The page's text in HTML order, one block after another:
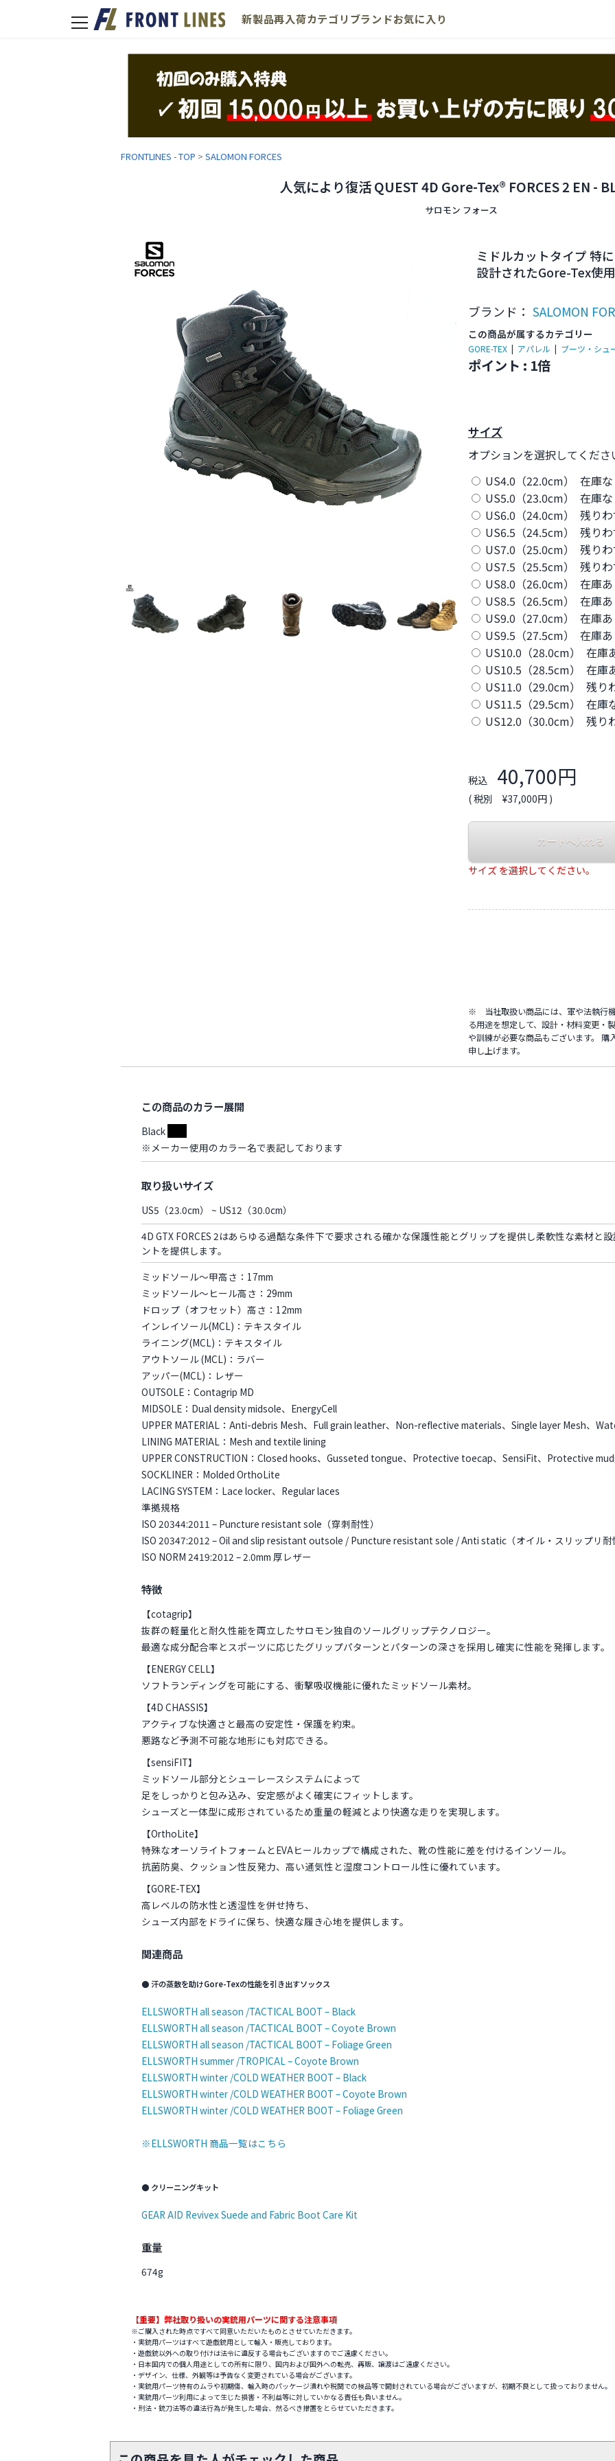
toggle
新製品再入荷カテゴリ ブランドお気に入り
FRONTLINES - TOP > SALOMON FORCES
人気により復活 QUEST 4D Gore-Tex® FORCES 2 EN -
サロモン フォース
ミドルカットタイプ 特
設計されたGore-Tex使
ブランド： SALOMON
この商品が属するカテゴリー
GORE-TEX アパレル ブーツ・シュ
ポイント : 1倍
サイズ
オプションを選択してくださ
US4.0（22.0cm） 在庫な
US5.0（23.0cm） 在庫な
US6.0（24.0cm） 残り
US6.5（24.5cm） 残り
US7.0（25.0cm） 残り
US7.5（25.5cm） 残り
US8.0（26.0cm） 在庫あ
US8.5（26.5cm） 在庫あ
US9.0（27.0cm） 在庫あ
US9.5（27.5cm） 在庫あ
US10.0（28.0cm） 在庫
US10.5（28.5cm） 在庫
US11.0（29.0cm） 残り
US11.5（29.5cm） 在庫
US12.0（30.0cm） 残り
税込 40,700円
( 税別 ¥37,000円 )
サイズ を選択してください。
※ 当社取扱い商品には、軍や法執行
る用途を想定して、設計・材料変更・
や訓練が必要な商品もございます。
申し上げます。
この商品のカラー展開
Black
※メーカー使用のカラー名で表記しております
取り扱いサイズ
US5（23.0cm） ~ US12（30.0cm）
4D GTX FORCES 2はあらゆる過酷な条件下で要求される確かな保護性能とグリップを提供し柔軟性な素材と
ントを提供します。
ミッドソール〜甲高さ：17mm
ミッドソール〜ヒール高さ：29mm
ドロップ（オフセット）高さ：12mm
インレイソール(MCL)：テキスタイル
ライニング(MCL)：テキスタイル
アウトソール (MCL)：ラバー
アッパー(MCL)：レザー
OUTSOLE：Contagrip MD
MIDSOLE：Dual density midsole、EnergyCell
UPPER MATERIAL：Anti-debris Mesh、Full grain leather、Non-reflective materials、Single layer Mesh、
LINING MATERIAL：Mesh and textile lining
UPPER CONSTRUCTION：Closed hooks、Gusseted tongue、Protective toecap、SensiFit、Protective
SOCKLINER：Molded OrthoLite
LACING SYSTEM：Lace locker、Regular laces
準拠規格
ISO 20344:2011 – Puncture resistant sole（穿刺耐性）
ISO 20347:2012 – Oil and slip resistant outsole / Puncture resistant sole / Anti static（オイル・スリップリ耐
ISO NORM 2419:2012 – 2.0mm 厚レザー
特徴
【cotagrip】
抜群の軽量化と耐久性能を両立したサロモン独自のソールグリップテクノロジー。
最適な成分配合率とスポーツに応じたグリップパターンとパターンの深さを採用し確実に性能を発揮します。
【ENERGY CELL】
ソフトランディングを可能にする、衝撃吸収機能に優れたミッドソール素材。
【4D CHASSIS】
アクティブな快適さと最高の安定性・保護を約束。
悪路など予測不可能な地形にも対応できる。
【sensiFIT】
ミッドソール部分とシューレースシステムによって
足をしっかりと包み込み、安定感がよく確実にフィットします。
シューズと一体型に成形されているため重量の軽減とより快適な走りを実現します。
【OrthoLite】
特殊なオーソライトフォームとEVAヒールカップで構成された、靴の性能に差を付けるインソール。
抗菌防臭、クッション性反発力、高い通気性と湿度コントロール性に優れています。
【GORE-TEX】
高レベルの防水性と透湿性を併せ持ち、
シューズ内部をドライに保ち、快適な履き心地を提供します。
関連商品
● 汗の蒸散を助けGore-Texの性能を引き出すソックス
ELLSWORTH all season /TACTICAL BOOT – Black
ELLSWORTH all season /TACTICAL BOOT – Coyote Brown
ELLSWORTH all season /TACTICAL BOOT – Foliage Green
ELLSWORTH summer /TROPICAL – Coyote Brown
ELLSWORTH winter /COLD WEATHER BOOT – Black
ELLSWORTH winter /COLD WEATHER BOOT – Coyote Brown
ELLSWORTH winter /COLD WEATHER BOOT – Foliage Green
※ELLSWORTH 商品一覧はこちら
● クリーニングキット
GEAR AID Revivex Suede and Fabric Boot Care Kit
重量
674g
【重要】弊社取り扱いの実銃用パーツに関する注意事項
※ご購入された時点ですべて同意いただいたものとさせていただきます。
・実銃用パーツはすべて遊戯銃用として輸入・販売しております。
・遊戯銃以外への取り付けは法令に違反する場合もございますのでご遠慮ください。
・日本国内での個人用途としての所有に限り、国内および国外への転売、再販、譲渡はご遠慮ください。
・デザイン、仕様、外観等は予告なく変更されている場合がございます。
・実銃用パーツ特有のムラや初期傷、輸入時のパッケージ潰れや税関での検品等で開封されている場合がございますが、初期不良として扱っておりません。
・実銃用パーツ利用によって生じた損害・不利益等に対していかなる責任も負いません。
・刑法・銃刀法等の違法行為が発生した場合、然るべき措置をとらせていただきます。